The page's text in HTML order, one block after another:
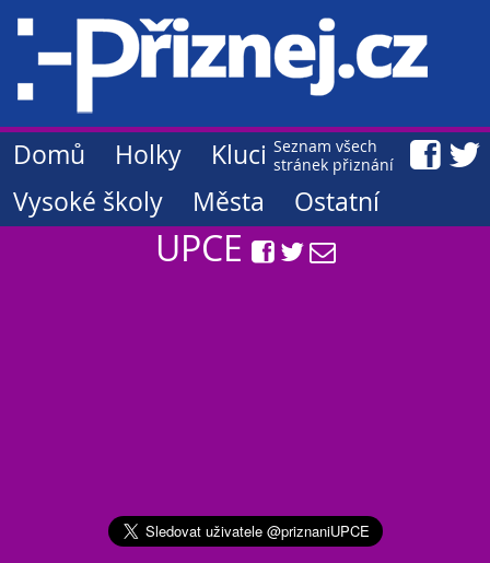
Seznam všech
stránek přiznání
Domů Holky
Kluci
Vysoké školy
Města Ostatní
UPCE